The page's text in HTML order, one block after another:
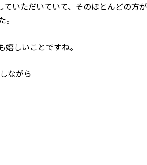
いただいていて、そのほとんどの方が
しいことですね。
ながら